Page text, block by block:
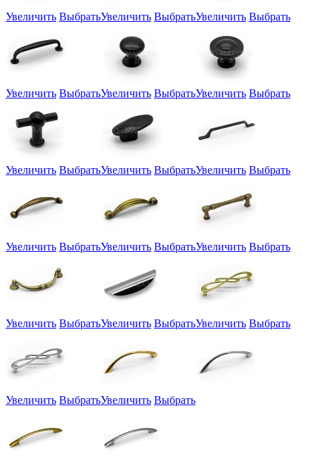
Увеличить ВыбратьУвеличить ВыбратьУвеличить Выбрать
Увеличить ВыбратьУвеличить ВыбратьУвеличить Выбрать
Увеличить ВыбратьУвеличить ВыбратьУвеличить Выбрать
Увеличить ВыбратьУвеличить ВыбратьУвеличить Выбрать
Увеличить ВыбратьУвеличить ВыбратьУвеличить Выбрать
Увеличить ВыбратьУвеличить Выбрать